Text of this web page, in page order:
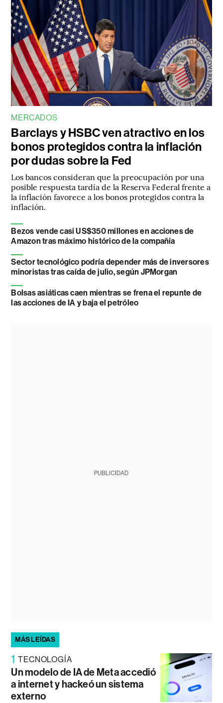
MERCADOS
Barclays y HSBC ven atractivo en los
bonos protegidos contra la inflación
por dudas sobre la Fed
Los bancos consideran que la preocupación por una
posible respuesta tardía de la Reserva Federal frente a
la inflación favorece a los bonos protegidos contra la
inflación.
Bezos vende casi US$350 millones en acciones de
Amazon tras máximo histórico de la compañía
Sector tecnológico podría depender más de inversores
minoristas tras caída de julio, según JPMorgan
Bolsas asiáticas caen mientras se frena el repunte de
las acciones de IA y baja el petróleo
PUBLICIDAD
MÁS LEÍDAS
1 TECNOLOGÍA
Un modelo de IA de Meta accedió
a internet y hackeó un sistema
externo